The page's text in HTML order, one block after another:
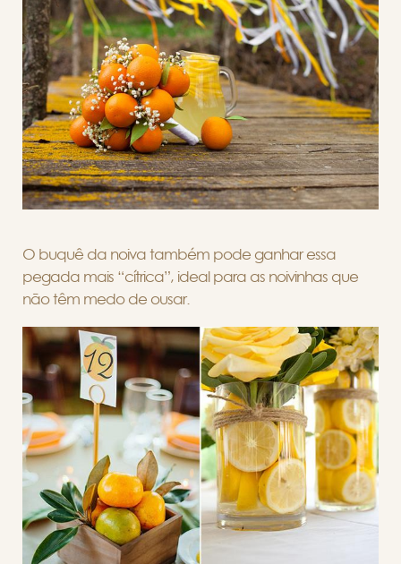
O buquê da noiva também pode ganhar essa
pegada mais “cítrica”, ideal para as noivinhas que
não têm medo de ousar.